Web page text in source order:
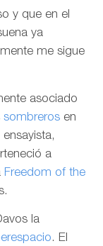
y que en el
ya
me sigue
asociado
sombreros en
a
Freedom of the
la
. El